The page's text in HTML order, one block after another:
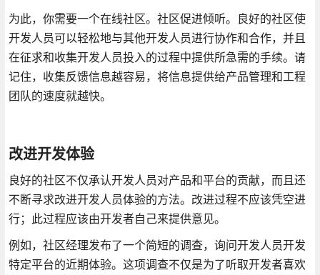
为此，你需要一个在线社区。社区促进倾听。良好的社区使
开发人员可以轻松地与其他开发人员进行协作和合作，并且
在征求和收集开发人员投入的过程中提供所急需的手续。请
记住，收集反馈信息越容易，将信息提供给产品管理和工程
团队的速度就越快。
改进开发体验
良好的社区不仅承认开发人员对产品和平台的贡献，而且还
不断寻求改进开发人员体验的方法。改进过程不应该凭空进
行；此过程应该由开发者自己来提供意见。
例如，社区经理发布了一个简短的调查，询问开发人员开发
特定平台的近期体验。这项调查不仅是为了听取开发者喜欢